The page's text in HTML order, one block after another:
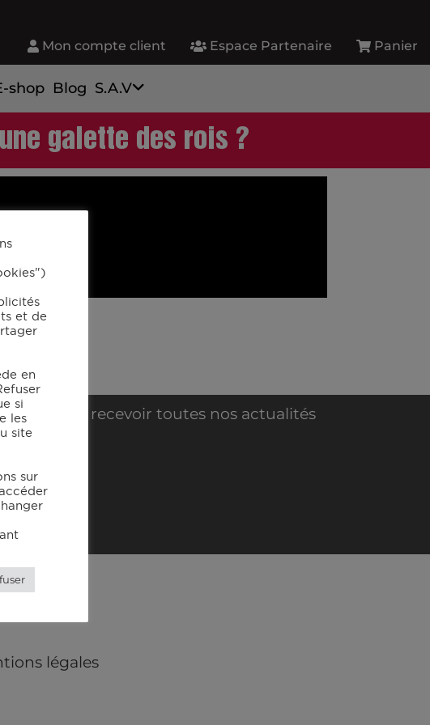
Mon compte client Espace Partenaire Panier
shop Blog S.A.V
galette des rois ?
vous pour recevoir toutes nos actualités
DIGITAL
légales
et de
en
si
les
site
sur